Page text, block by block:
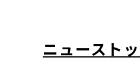
ニュース